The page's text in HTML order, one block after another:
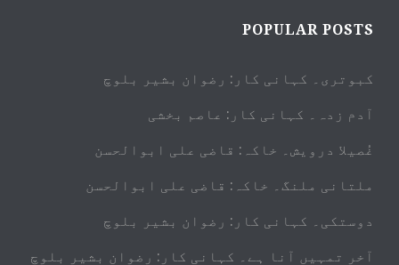
POPULAR POSTS
کبوتری۔ کہانی کار: رضوان بشیر بلوچ
آدم زدہ۔ کہانی کار: عاصم بخشی
غُصیلا درویش۔ خاکہ: قاضی علی ابوالحسن
ملتانی ملنگ۔ خاکہ: قاضی علی ابوالحسن
دوستکی۔ کہانی کار: رضوان بشیر بلوچ
آخر تمہیں آنا ہے۔ کہانی کار: رضوان بشیر بلوچ